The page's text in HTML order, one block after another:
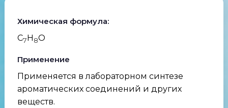
Химическая формула:
C7H8O
Применение
Применяется в лабораторном синтезе
ароматических соединений и других
веществ.